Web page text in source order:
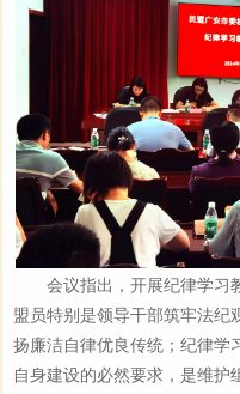
会议指出，开展纪律学习
盟员特别是领导干部筑牢法纪
扬廉洁自律优良传统；纪律学
自身建设的必然要求，是维护